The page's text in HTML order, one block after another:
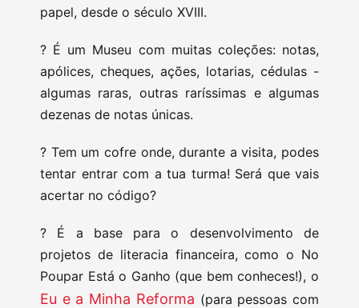
papel, desde o século XVIII.
?️ É um Museu com muitas coleções: notas,
apólices, cheques, ações, lotarias, cédulas -
algumas raras, outras raríssimas e algumas
dezenas de notas únicas.
?️ Tem um cofre onde, durante a visita, podes
tentar entrar com a tua turma! Será que vais
acertar no código?
?️ É a base para o desenvolvimento de
projetos de literacia financeira, como o No
Poupar Está o Ganho (que bem conheces!), o
Eu e a Minha Reforma (para pessoas com